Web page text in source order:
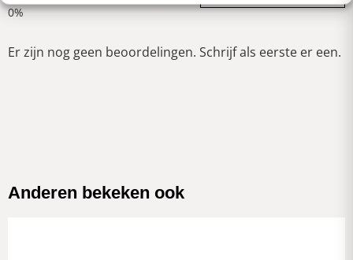
Er zijn nog geen beoordelingen. Schrijf als eerste er een.
Anderen bekeken ook